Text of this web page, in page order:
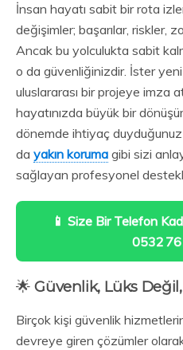
İnsan hayatı sabit bir rota
değişimler; başarılar, riskler,
Ancak bu yolculukta sabit
o da güvenliğinizdir. İster
uluslararası bir projeye imza
hayatınızda büyük bir
dönemde ihtiyaç
da yakın koruma gibi sizi
sağlayan profesyonel
📱 Size Bir Telefon
0532
🌟Güvenlik, Lüks
Birçok kişi güvenlik
devreye giren çözümler